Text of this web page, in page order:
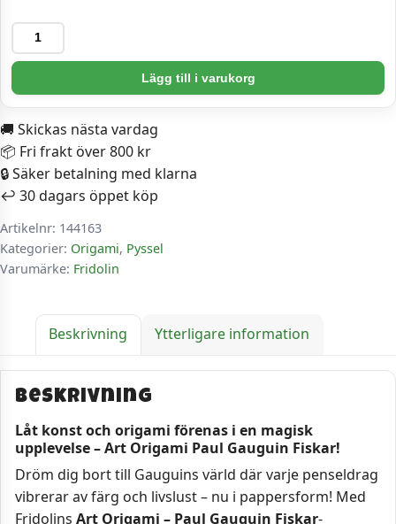
Pyssel
-
Origami:
Paul
Gauguin
Fiskar
-
mängd
Lägg till i varukorg
🚚 Skickas nästa vardag
📦 Fri frakt över 800 kr
🔒 Säker betalning med klarna
↩️ 30 dagars öppet köp
Artikelnr: 144163
Kategorier: Origami, Pyssel
Varumärke: Fridolin
Beskrivning Ytterligare information
Beskrivning
Låt konst och origami förenas i en magisk
upplevelse – Art Origami Paul Gauguin Fiskar!
Dröm dig bort till Gauguins värld där varje penseldrag
vibrerar av färg och livslust – nu i pappersform! Med
Fridolins Art Origami – Paul Gauguin Fiskar-